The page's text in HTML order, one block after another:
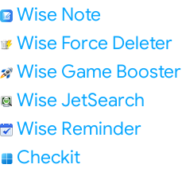
Wise Note
Wise Force Deleter
Wise Game Booster
Wise JetSearch
Wise Reminder
Checkit